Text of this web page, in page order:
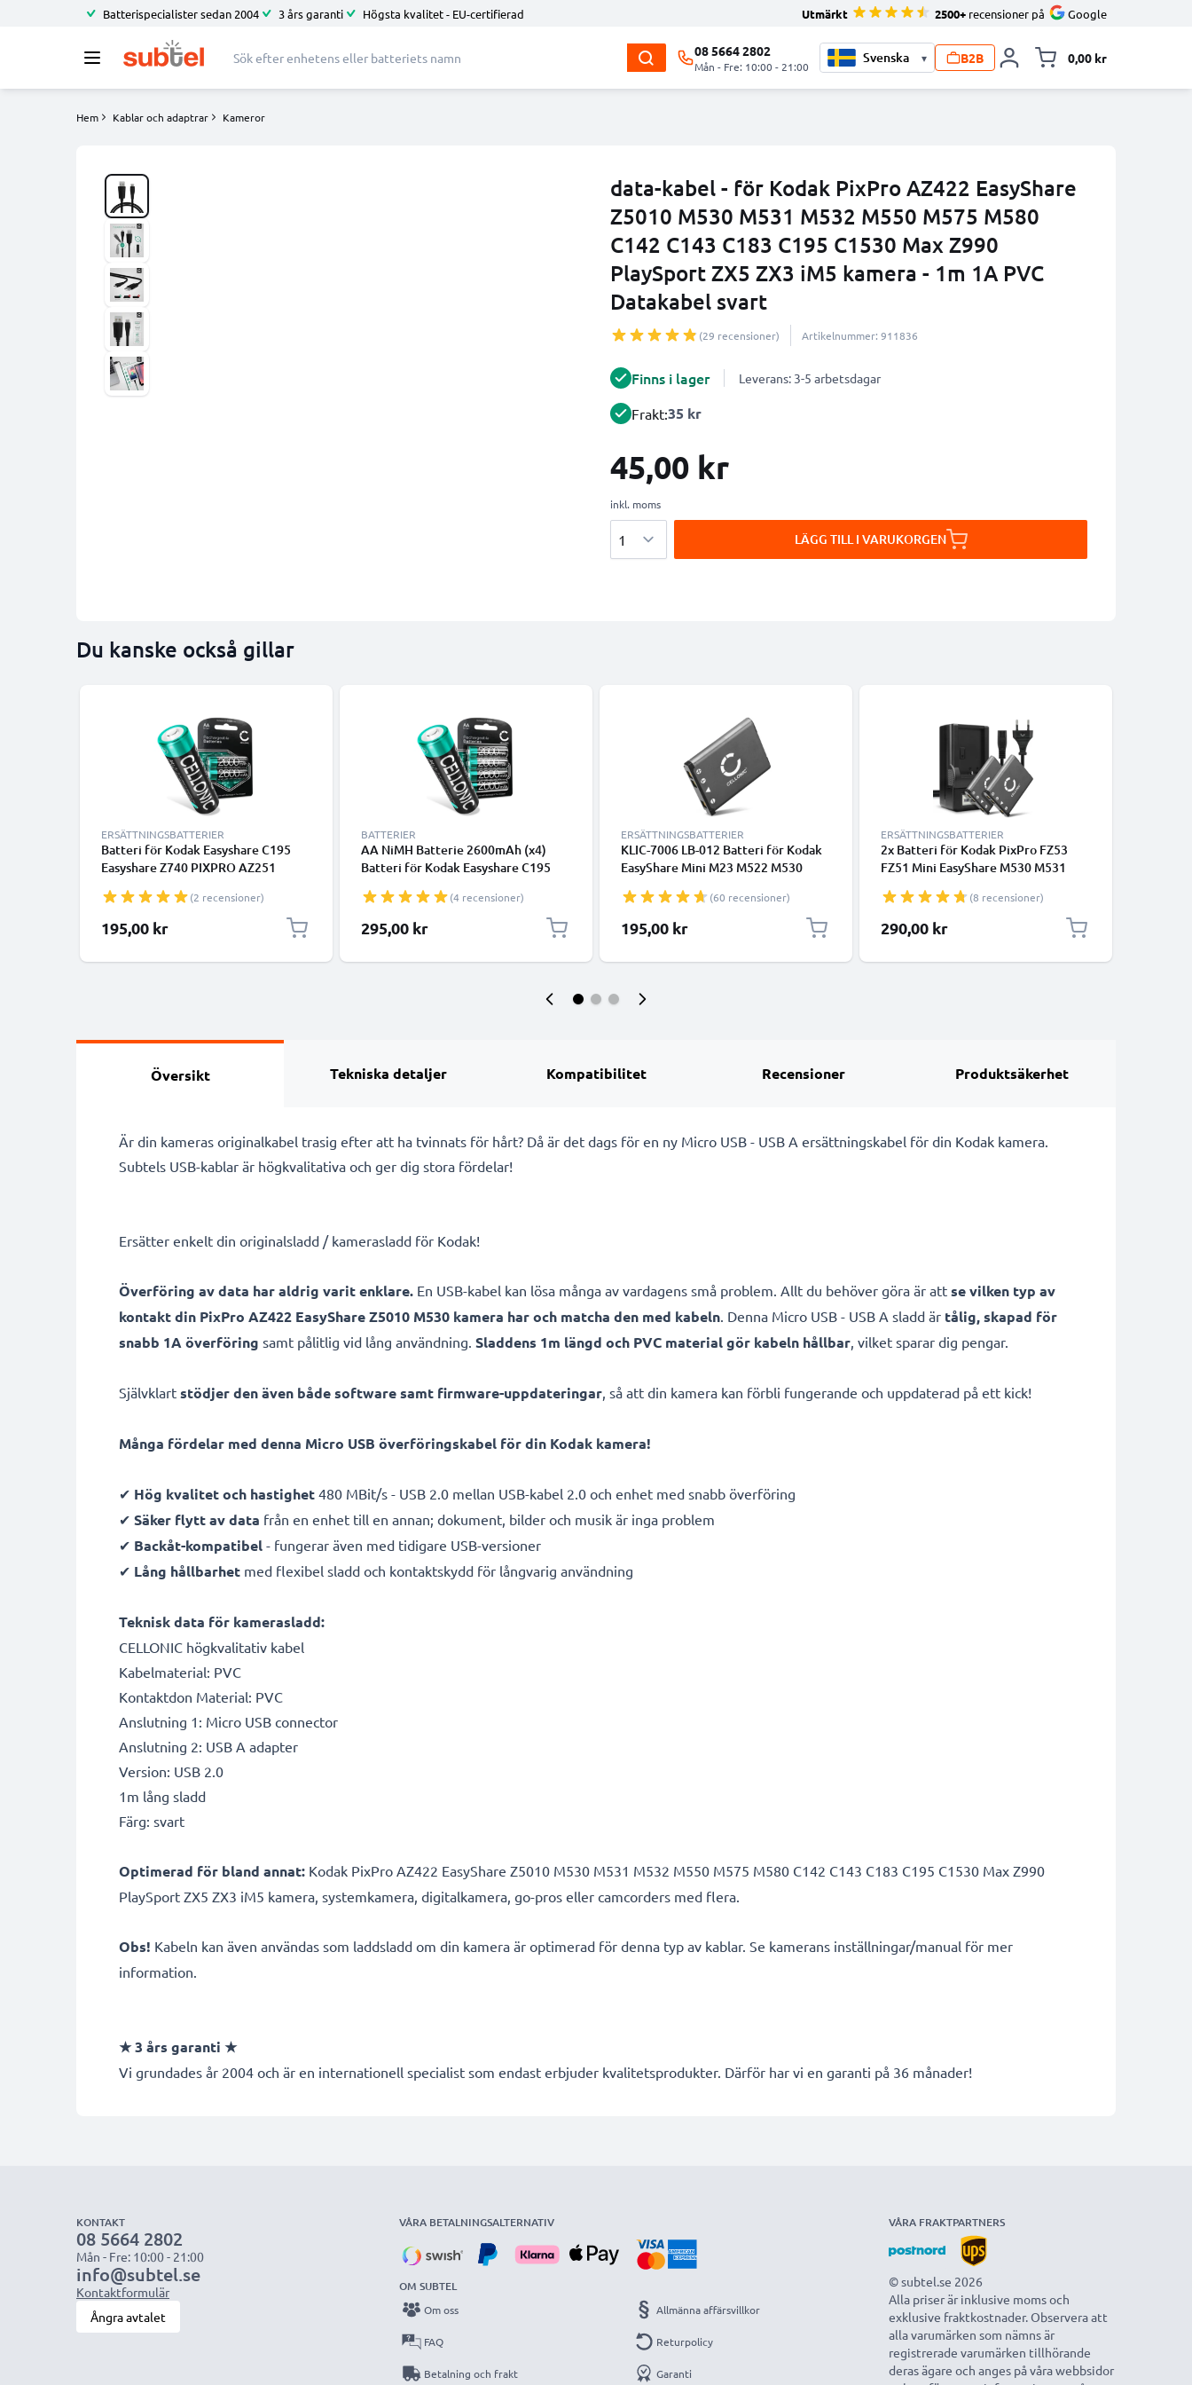
Batterispecialister sedan 2004 3 års garanti Högsta kvalitet - EU-certifierad Utmärkt 2500+ recensioner på Google
08 5664 2802
Mån - Fre: 10:00 - 21:00
▾ B2B 0,00 kr
Hem Kablar och adaptrar Kameror
data-kabel - för Kodak PixPro AZ422 EasyShare
Z5010 M530 M531 M532 M550 M575 M580
C142 C143 C183 C195 C1530 Max Z990
PlaySport ZX5 ZX3 iM5 kamera - 1m 1A PVC
Datakabel svart
(29 recensioner) Artikelnummer: 911836
Finns i lager Leverans: 3-5 arbetsdagar
Frakt:35 kr
45,00 kr
inkl. moms
LÄGG TILL I VARUKORGEN
Du kanske också gillar
ERSÄTTNINGSBATTERIER
Batteri för Kodak Easyshare C195
Easyshare Z740 PIXPRO AZ251
Kamera-ersättningsbatteri med lång
batteritid
(2 recensioner)
195,00 kr
BATTERIER
AA NiMH Batterie 2600mAh (x4)
Batteri för Kodak Easyshare C195
Easyshare Z981, 4x 2600mAh AA
Kamera-ersättningsbatteri med lång
batteritid
(4 recensioner)
295,00 kr
ERSÄTTNINGSBATTERIER
KLIC-7006 LB-012 Batteri för Kodak
EasyShare Mini M23 M522 M530
M580 M583 M873 M883, 700mAh
Kamera-ersättningsbatteri med lång
batteritid
(60 recensioner)
195,00 kr
ERSÄTTNINGSBATTERIER
2x Batteri för Kodak PixPro FZ53
FZ51 Mini EasyShare M530 M531
M873 kamera med hög 700mAh
kapacitet + laddare för
uppladdningsbara kamerabatterier
(8 recensioner)
290,00 kr
Översikt Tekniska detaljer Kompatibilitet Recensioner Produktsäkerhet
Är din kameras originalkabel trasig efter att ha tvinnats för hårt? Då är det dags för en ny Micro USB - USB A ersättningskabel för din Kodak kamera.
Subtels USB-kablar är högkvalitativa och ger dig stora fördelar!
Ersätter enkelt din originalsladd / kamerasladd för Kodak!
Överföring av data har aldrig varit enklare. En USB-kabel kan lösa många av vardagens små problem. Allt du behöver göra är att se vilken typ av
kontakt din PixPro AZ422 EasyShare Z5010 M530 kamera har och matcha den med kabeln. Denna Micro USB - USB A sladd är tålig, skapad för
snabb 1A överföring samt pålitlig vid lång användning. Sladdens 1m längd och PVC material gör kabeln hållbar, vilket sparar dig pengar.
Självklart stödjer den även både software samt firmware-uppdateringar, så att din kamera kan förbli fungerande och uppdaterad på ett kick!
Många fördelar med denna Micro USB överföringskabel för din Kodak kamera!
✔ Hög kvalitet och hastighet 480 MBit/s - USB 2.0 mellan USB-kabel 2.0 och enhet med snabb överföring
✔ Säker flytt av data från en enhet till en annan; dokument, bilder och musik är inga problem
✔ Backåt-kompatibel - fungerar även med tidigare USB-versioner
✔ Lång hållbarhet med flexibel sladd och kontaktskydd för långvarig användning
Teknisk data för kamerasladd:
CELLONIC högkvalitativ kabel
Kabelmaterial: PVC
Kontaktdon Material: PVC
Anslutning 1: Micro USB connector
Anslutning 2: USB A adapter
Version: USB 2.0
1m lång sladd
Färg: svart
Optimerad för bland annat: Kodak PixPro AZ422 EasyShare Z5010 M530 M531 M532 M550 M575 M580 C142 C143 C183 C195 C1530 Max Z990
PlaySport ZX5 ZX3 iM5 kamera, systemkamera, digitalkamera, go-pros eller camcorders med flera.
Obs! Kabeln kan även användas som laddsladd om din kamera är optimerad för denna typ av kablar. Se kamerans inställningar/manual för mer
information.
★3 års garanti ★
Vi grundades år 2004 och är en internationell specialist som endast erbjuder kvalitetsprodukter. Därför har vi en garanti på 36 månader!
KONTAKT
08 5664 2802
Mån - Fre: 10:00 - 21:00
info@subtel.se
Kontaktformulär
Ångra avtalet
VÅRA BETALNINGSALTERNATIV
OM SUBTEL
Om oss
FAQ
Betalning och frakt
Allmänna affärsvillkor
Returpolicy
Garanti
VÅRA FRAKTPARTNERS
© subtel.se 2026
Alla priser är inklusive moms och
exklusive fraktkostnader. Observera att
alla varumärken som nämns är
registrerade varumärken tillhörande
deras ägare och anges på våra webbsidor